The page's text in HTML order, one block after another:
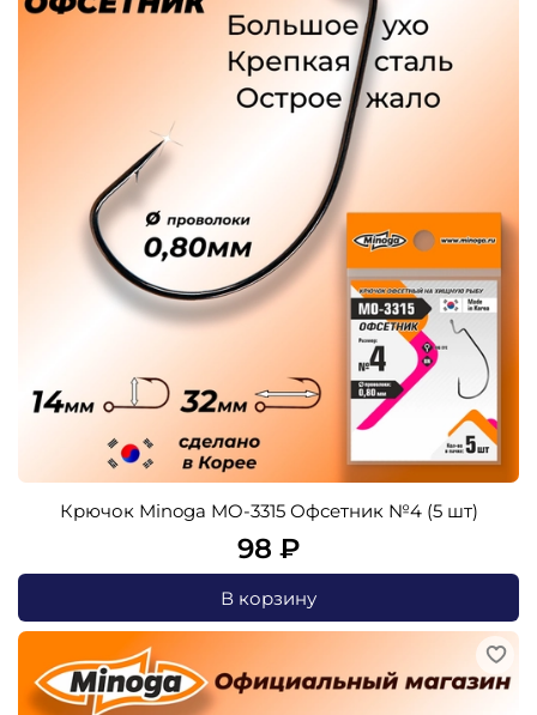
Крючок Minoga MO-3315 Офсетник №4 (5 шт)
98 ₽
В корзину